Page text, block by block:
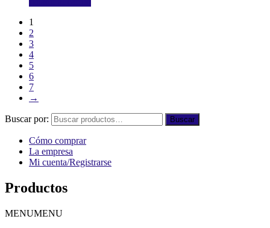
1
2
3
4
5
6
7
→
Buscar por: Buscar
Cómo comprar
La empresa
Mi cuenta/Registrarse
Productos
MENUMENU